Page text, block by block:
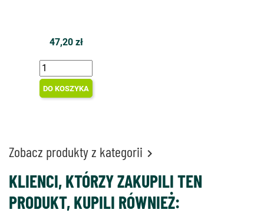
47,20 zł
DO KOSZYKA
Zobacz produkty z kategorii 
KLIENCI, KTÓRZY ZAKUPILI TEN
PRODUKT, KUPILI RÓWNIEŻ: